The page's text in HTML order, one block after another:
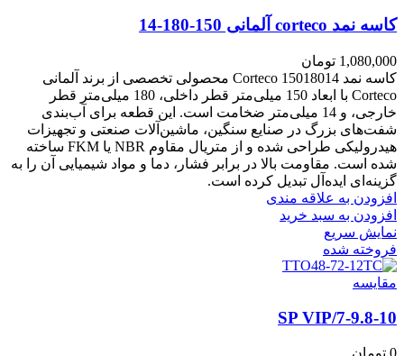
کاسه نمد corteco آلمانی 150-180-14
1,080,000 تومان
کاسه نمد Corteco 15018014 محصولی تخصصی از برند آلمانی
Corteco با ابعاد 150 میلی‌متر قطر داخلی، 180 میلی‌متر قطر
خارجی، و 14 میلی‌متر ضخامت است. این قطعه برای آب‌بندی
شفت‌های بزرگ در صنایع سنگین، ماشین‌آلات صنعتی و تجهیزات
هیدرولیکی طراحی شده و از متریال مقاوم NBR یا FKM ساخته
شده است. مقاومت بالا در برابر فشار، دما و مواد شیمیایی آن را به
گزینه‌ای ایده‌آل تبدیل کرده است.
افزودن به علاقه مندی
افزودن به سبد خرید
نمایش سریع
فروخته شده
مقايسه
7-9.8-10/SP VIP